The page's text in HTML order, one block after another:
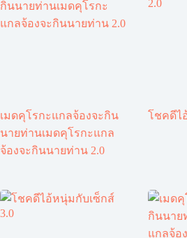
เมดคุโรกะแกลจ้องจะกิน
นายท่านเมดคุโรกะแกล
จ้องจะกินนายท่าน 2.0
โชคดีไ